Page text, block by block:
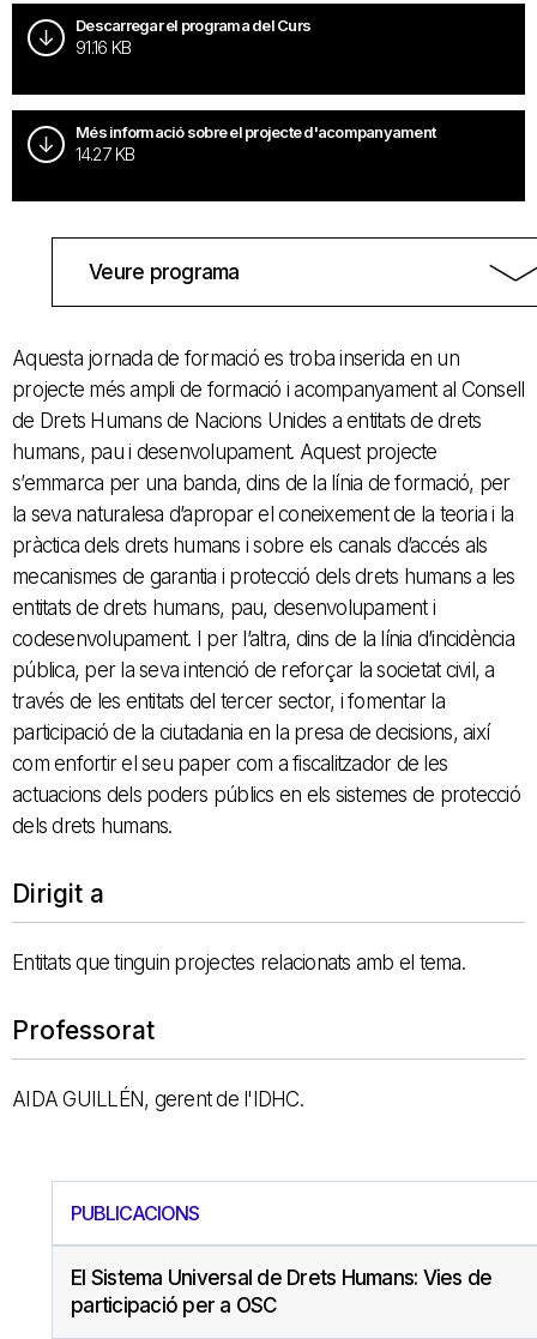
Descarregar el programa del Curs
91.16 KB
Més informació sobre el projecte d'acompanyament
14.27 KB
Veure programa
Aquesta jornada de formació es troba inserida en un
projecte més ampli de formació i acompanyament al Consell
de Drets Humans de Nacions Unides a entitats de drets
humans, pau i desenvolupament. Aquest projecte
s’emmarca per una banda, dins de la línia de formació, per
la seva naturalesa d’apropar el coneixement de la teoria i la
pràctica dels drets humans i sobre els canals d’accés als
mecanismes de garantia i protecció dels drets humans a les
entitats de drets humans, pau, desenvolupament i
codesenvolupament. I per l’altra, dins de la línia d’incidència
pública, per la seva intenció de reforçar la societat civil, a
través de les entitats del tercer sector, i fomentar la
participació de la ciutadania en la presa de decisions, així
com enfortir el seu paper com a fiscalitzador de les
actuacions dels poders públics en els sistemes de protecció
dels drets humans.
Dirigit a
Entitats que tinguin projectes relacionats amb el tema.
Professorat
AIDA GUILLÉN, gerent de l'IDHC.
PUBLICACIONS
El Sistema Universal de Drets Humans: Vies de
participació per a OSC